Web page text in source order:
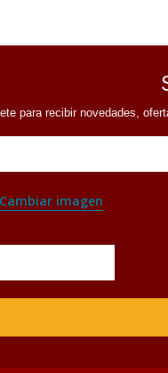
para recibir novedades,
Cambiar imagen